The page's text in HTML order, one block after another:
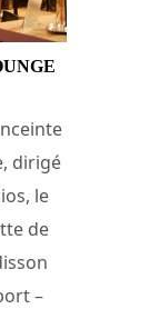
dirigé
le
de
–